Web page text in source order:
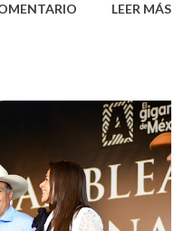
al programa
Leo Montañez
usarán cerca de 90 mil
dar inicio en la calle
calle 22 de Octubre, con
Posteriormente se
LEER MÁS